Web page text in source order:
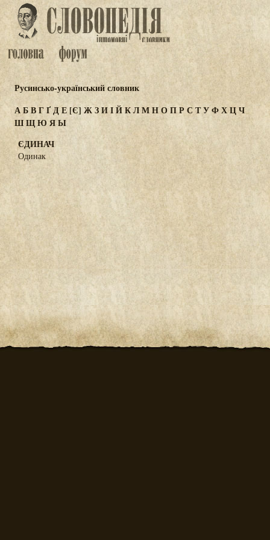
Русинсько-український словник
АБВГҐДЕ [Є] ЖЗИІЙКЛМНОПР СТУФХЦЧ
ШЩЮЯЫ
ЄДИНАЧ
Одинак